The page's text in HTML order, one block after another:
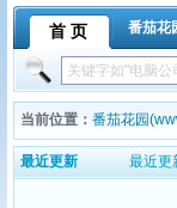
首 页 番茄花
当前位置： 番茄花园
最近更新 最近更